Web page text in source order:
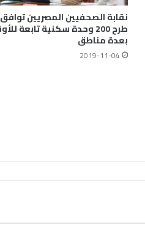
نقابة الصحفيين المصريين
طرح 200 وحدة سكنية تابعة
بعدة مناطق
2019-11-04